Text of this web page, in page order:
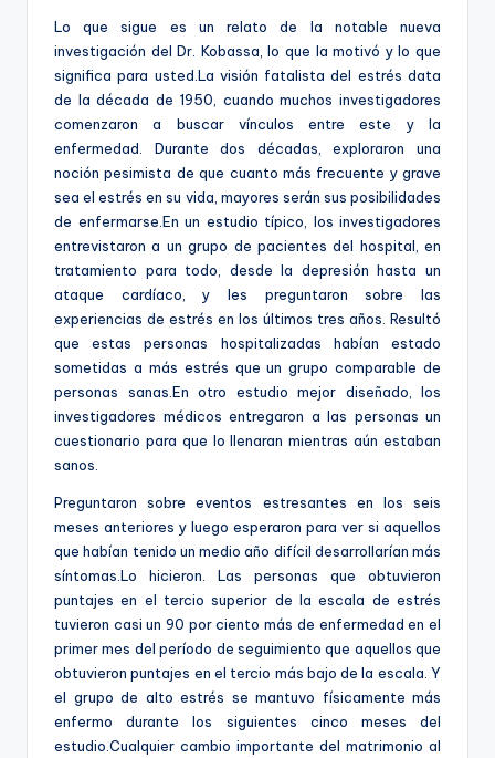
Lo que sigue es un relato de la notable nueva
investigación del Dr. Kobassa, lo que la motivó y lo que
significa para usted.La visión fatalista del estrés data
de la década de 1950, cuando muchos investigadores
comenzaron a buscar vínculos entre este y la
enfermedad. Durante dos décadas, exploraron una
noción pesimista de que cuanto más frecuente y grave
sea el estrés en su vida, mayores serán sus posibilidades
de enfermarse.En un estudio típico, los investigadores
entrevistaron a un grupo de pacientes del hospital, en
tratamiento para todo, desde la depresión hasta un
ataque cardíaco, y les preguntaron sobre las
experiencias de estrés en los últimos tres años. Resultó
que estas personas hospitalizadas habían estado
sometidas a más estrés que un grupo comparable de
personas sanas.En otro estudio mejor diseñado, los
investigadores médicos entregaron a las personas un
cuestionario para que lo llenaran mientras aún estaban
sanos.
Preguntaron sobre eventos estresantes en los seis
meses anteriores y luego esperaron para ver si aquellos
que habían tenido un medio año difícil desarrollarían más
síntomas.Lo hicieron. Las personas que obtuvieron
puntajes en el tercio superior de la escala de estrés
tuvieron casi un 90 por ciento más de enfermedad en el
primer mes del período de seguimiento que aquellos que
obtuvieron puntajes en el tercio más bajo de la escala. Y
el grupo de alto estrés se mantuvo físicamente más
enfermo durante los siguientes cinco meses del
estudio.Cualquier cambio importante del matrimonio al